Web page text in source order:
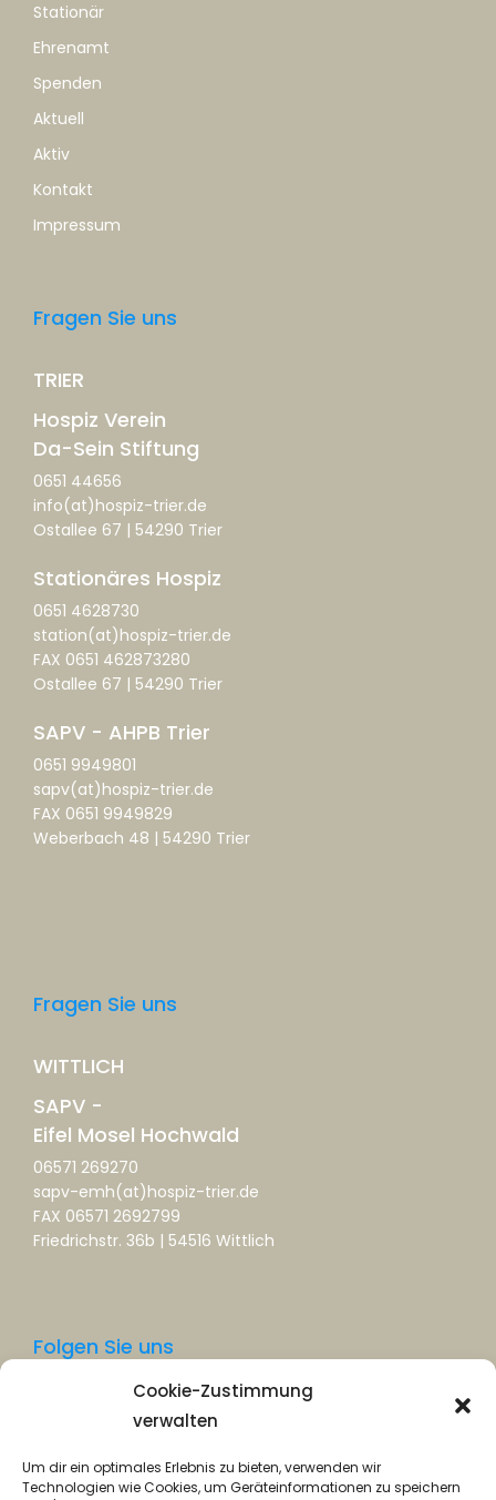
Cookie-Zustimmung
verwalten
Um dir ein optimales Erlebnis zu bieten, verwenden wir
Technologien wie Cookies, um Geräteinformationen zu speichern
Stationär
Ehrenamt
Spenden
Aktuell
Aktiv
Kontakt
Impressum
Fragen Sie uns
TRIER
Hospiz Verein
Da-Sein Stiftung
0651 44656
info(at)hospiz-trier.de
Ostallee 67 | 54290 Trier
Stationäres Hospiz
0651 4628730
station(at)hospiz-trier.de
FAX 0651 462873280
Ostallee 67 | 54290 Trier
SAPV - AHPB Trier
0651 9949801
sapv(at)hospiz-trier.de
FAX 0651 9949829
Weberbach 48 | 54290 Trier
Fragen Sie uns
WITTLICH
SAPV -
Eifel Mosel Hochwald
06571 269270
sapv-emh(at)hospiz-trier.de
FAX 06571 2692799
Friedrichstr. 36b | 54516 Wittlich
Folgen Sie uns